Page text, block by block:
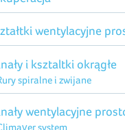
wentylacyjne
i ksztaltki okrągłe
spiralne i zwijane
wentylacyjne
system